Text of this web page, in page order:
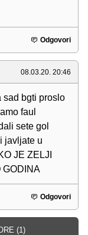
Odgovori
08.03.20. 20:46
sad bgti proslo
faul
sete gol
javljate u
JE ZELJI
GODINA
Odgovori
(1)